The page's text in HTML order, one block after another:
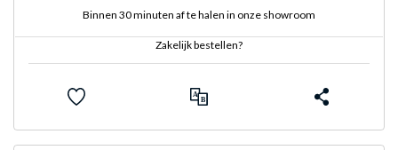
Binnen 30 minuten af te halen in onze showroom
Zakelijk bestellen?